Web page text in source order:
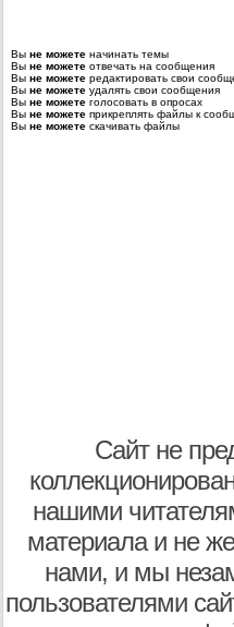
Вы не можете начинать темы
Вы не можете отвечать на сообщения
Вы не можете редактировать свои
Вы не можете удалять свои сообщения
Вы не можете голосовать в опросах
Вы не можете прикреплять файлы к
Вы не можете скачивать файлы
Сайт не
нашими
материала и не
нами, и мы
пользователями